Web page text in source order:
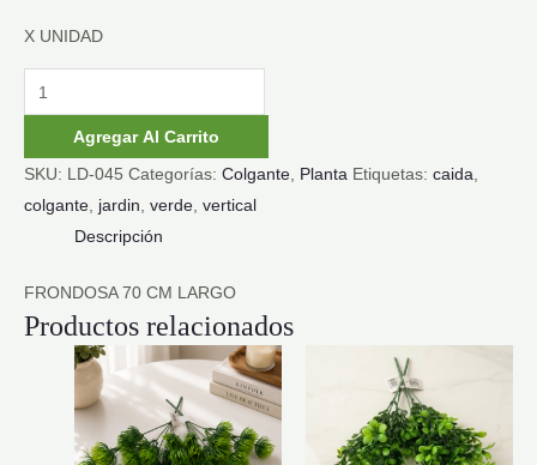
X UNIDAD
CAIDA
COLGANTE
VERDE
cantidad
Agregar Al Carrito
SKU: LD-045 Categorías: Colgante Planta Etiquetas: caida
colgante jardin verde vertical
Descripción
FRONDOSA 70 CM LARGO
Productos relacionados